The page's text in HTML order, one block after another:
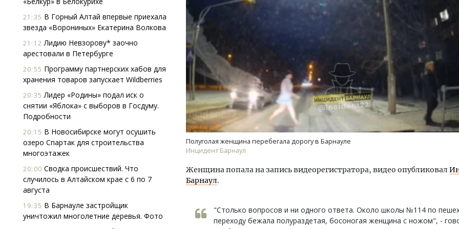
21:35 В Горный Алтай впервые приехала
звезда «Ворониных» Екатерина Волкова
21:12 Лидию Невзорову* заочно
арестовали в Петербурге
20:55 Программу партнерских хабов для
хранения товаров запускает Wildberries
20:35 Лидер «Родины» подал иск о
снятии «Яблока» с выборов в Госдуму.
Подробности
20:15 В Новосибирске могут осушить
озеро Спартак для строительства
многоэтажек
20:00 Сводка происшествий. Что
случилось в Алтайском крае с 6 по 7
августа
19:35 В Барнауле застройщик
уничтожил многолетние деревья. Фото
Полуголая женщина перебегала дорогу в Барнауле
Инцидент Барнаул
Женщина попала на запись видеорегистратора, видео опубликовал
Барнаул.
"Столько вопросов и ни одного ответа. Около школы №114 по
переходу бежала полураздетая, босоногая женщина с ножом", -
Архитектурный код начинается с
земли. Мощение крупноформатными
плитами становится новым
стандартом благоустройства
СТРОИТЕЛЬСТВО
Ищем новые берега. Гендиректор
«Жилищной инициативы» Юрий
Гатилов — о том, как девелоперу
оставаться на плаву, когда рынок
штормит
СТРОИТЕЛЬСТВО
Смелость архитектурных
Генеральный директор
ЗИАС — об эстетике
трендах в фасадах и
СТРОИТЕЛЬСТВО